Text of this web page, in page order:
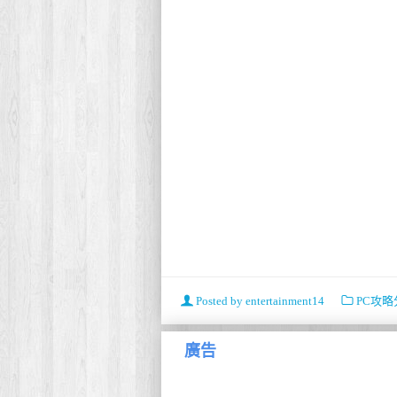
Posted by entertainment14 PC攻略
廣告